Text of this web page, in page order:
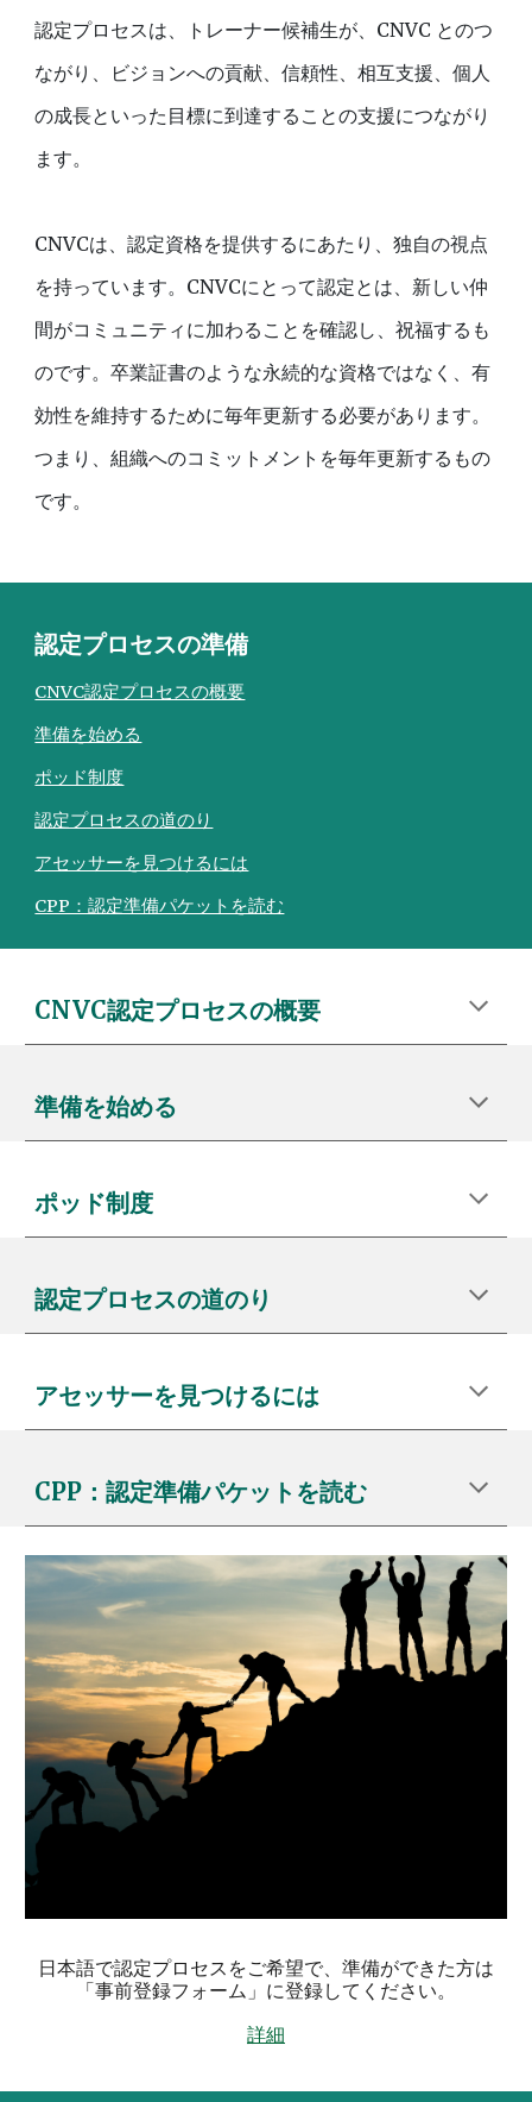
認定プロセスは、トレーナー候補生が、CNVC とのつ
ながり、ビジョンへの貢献、信頼性、相互支援、個人
の成長といった目標に到達することの支援につながり
ます。
CNVCは、認定資格を提供するにあたり、独自の視点
を持っています。CNVCにとって認定とは、新しい仲
間がコミュニティに加わることを確認し、祝福するも
のです。卒業証書のような永続的な資格ではなく、有
効性を維持するために毎年更新する必要があります。
つまり、組織へのコミットメントを毎年更新するもの
です。
認定プロセスの準備
CNVC認定プロセスの概要
準備を始める
ポッド制度
認定プロセスの道のり
アセッサーを見つけるには
CPP：認定準備パケットを読む
CNVC認定プロセスの概要
準備を始める
ポッド制度
認定プロセスの道のり
アセッサーを見つけるには
CPP：認定準備パケットを読む
日本語で認定プロセスをご希望で、準備ができた方は
「事前登録フォーム」に登録してください。
詳細